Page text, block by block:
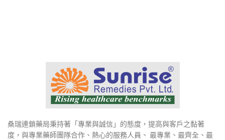
桑瑞連鎖藥局秉持著「專業與誠信」的態度，提高與客戶之黏著
度，與專業藥師團隊合作、熱心的服務人員、 最專業、最齊全、最